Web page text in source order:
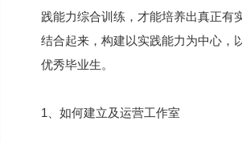
践能力综合训练，才能培养出真正有
结合起来，构建以实践能力为中心，
优秀毕业生。
1、如何建立及运营工作室